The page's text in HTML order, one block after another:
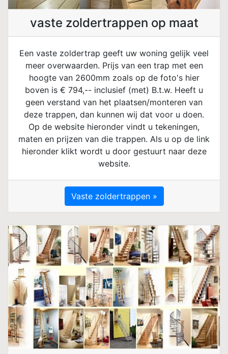
vaste zoldertrappen op maat
Een vaste zoldertrap geeft uw woning gelijk veel
meer overwaarden. Prijs van een trap met een
hoogte van 2600mm zoals op de foto's hier
boven is € 794,-- inclusief (met) B.t.w. Heeft u
geen verstand van het plaatsen/monteren van
deze trappen, dan kunnen wij dat voor u doen.
Op de website hieronder vindt u tekeningen,
maten en prijzen van die trappen. Als u op de link
hieronder klikt wordt u door gestuurt naar deze
website.
Vaste zoldertrappen »